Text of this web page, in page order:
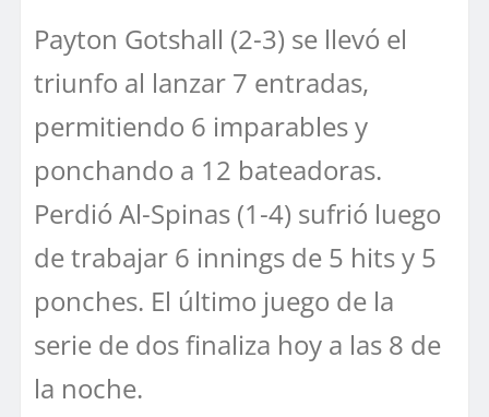
Payton Gotshall (2-3) se llevó el
triunfo al lanzar 7 entradas,
permitiendo 6 imparables y
ponchando a 12 bateadoras.
Perdió Al-Spinas (1-4) sufrió luego
de trabajar 6 innings de 5 hits y 5
ponches. El último juego de la
serie de dos finaliza hoy a las 8 de
la noche.